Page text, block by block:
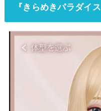
『きらめきパラダイ